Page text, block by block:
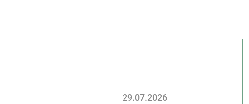
29.07.2026